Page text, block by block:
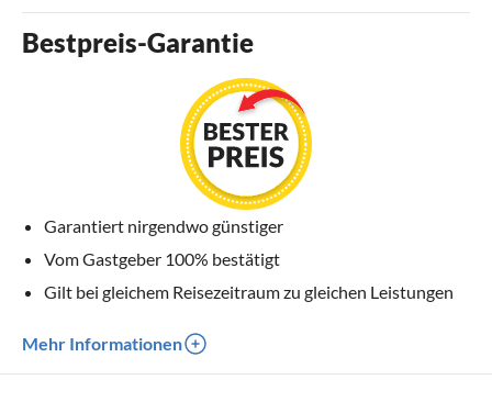
Bestpreis-Garantie
Garantiert nirgendwo günstiger
Vom Gastgeber 100% bestätigt
Gilt bei gleichem Reisezeitraum zu gleichen Leistungen
Mehr Informationen